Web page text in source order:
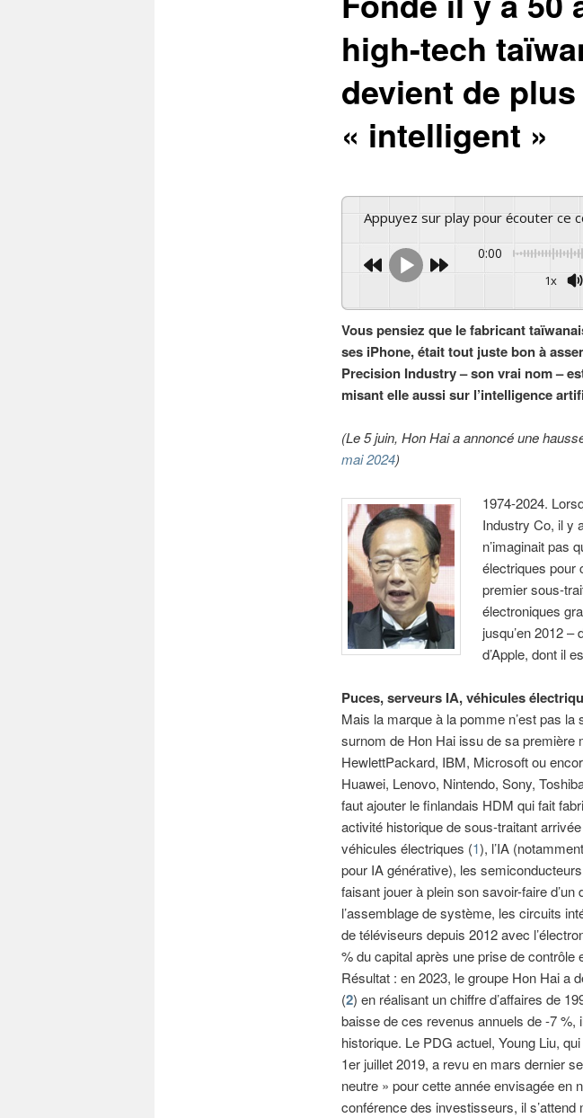
high-tech
devient de
« intelligent »
Appuyez sur play pour écouter ce
0:00
1x
Vous pensiez que le fabricant
ses iPhone, était tout juste bon à
Precision Industry – son vrai nom –
misant elle aussi sur l’intelligence
(Le 5 juin, Hon Hai a annoncé une
mai 2024)
1974-2024.
Industry Co, il y
n’imaginait pas
électriques pour
premier sous-
électroniques
jusqu’en 2012 –
d’Apple, dont il
Puces, serveurs IA, véhicules
Mais la marque à la pomme n’est pas
surnom de Hon Hai issu de sa première
HewlettPackard, IBM, Microsoft ou
Huawei, Lenovo, Nintendo, Sony,
faut ajouter le finlandais HDM qui fait
activité historique de sous-traitant
véhicules électriques (1), l’IA
pour IA générative), les
faisant jouer à plein son savoir-faire
l’assemblage de système, les circuits
de téléviseurs depuis 2012 avec
% du capital après une prise de contrôle
Résultat : en 2023, le groupe Hon Hai a
(2) en réalisant un chiffre d’affaires de
baisse de ces revenus annuels de -7 %,
historique. Le PDG actuel, Young Liu,
1er juillet 2019, a revu en mars dernier
neutre » pour cette année envisagée en
conférence des investisseurs, il